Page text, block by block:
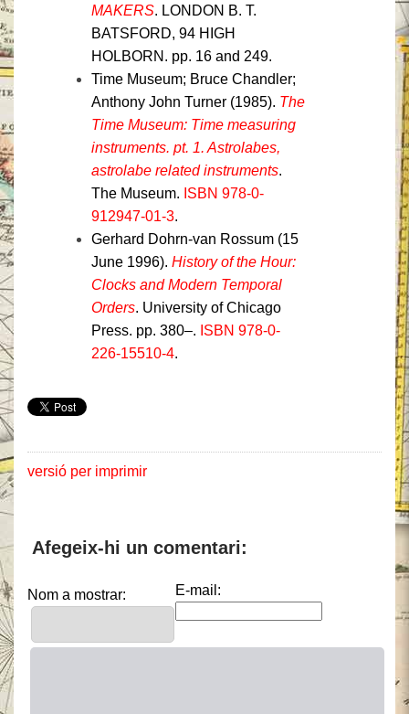
MAKERS. LONDON B. T.
BATSFORD, 94 HIGH
HOLBORN. pp. 16 and 249.
Time Museum; Bruce Chandler;
Anthony John Turner (1985). The
Time Museum: Time measuring
instruments. pt. 1. Astrolabes,
astrolabe related instruments.
The Museum. ISBN 978-0-
912947-01-3.
Gerhard Dohrn-van Rossum (15
June 1996). History of the Hour:
Clocks and Modern Temporal
Orders. University of Chicago
Press. pp. 380–. ISBN 978-0-
226-15510-4.
versió per imprimir
Afegeix-hi un comentari:
Nom a mostrar: E-mail: